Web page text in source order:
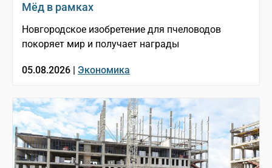
Мёд в рамках
Новгородское изобретение для пчеловодов
покоряет мир и получает награды
05.08.2026 | Экономика